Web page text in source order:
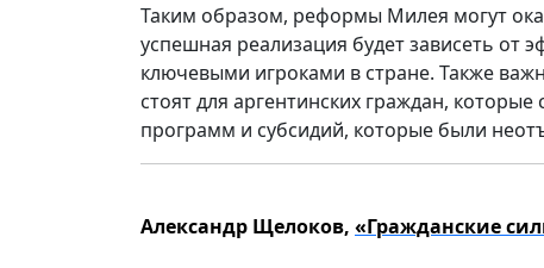
Таким образом, реформы Милея могут
успешная реализация будет зависеть от
ключевыми игроками в стране. Также
стоят для аргентинских граждан,
программ и субсидий, которые были
Александр Щелоков, «Гражданские